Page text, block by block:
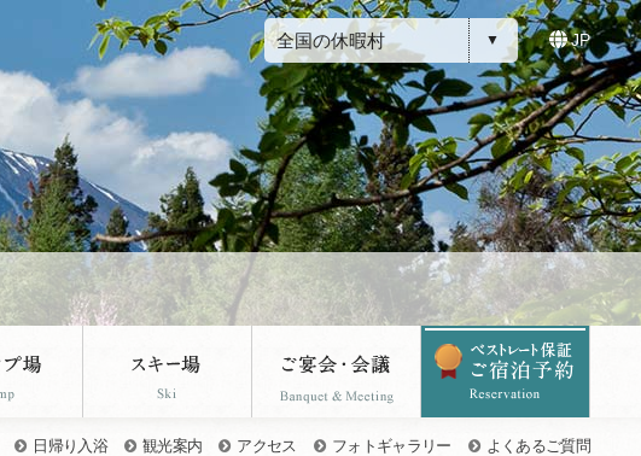
全国の休暇村 JP
日帰り入浴 観光案内 アクセス フォトギャラリー よくあるご質問